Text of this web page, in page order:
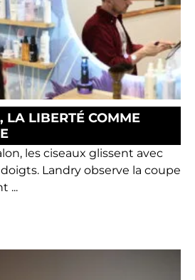
LA LIBERTÉ COMME
les ciseaux glissent avec
Landry observe la coupe
...